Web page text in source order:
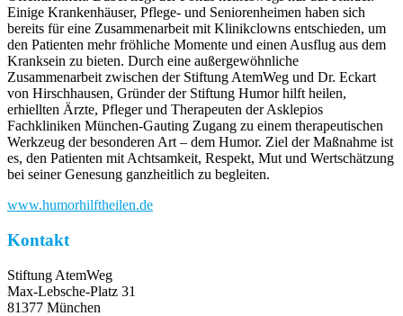
Einige Krankenhäuser, Pflege- und Seniorenheimen haben sich
bereits für eine Zusammenarbeit mit Klinikclowns entschieden, um
den Patienten mehr fröhliche Momente und einen Ausflug aus dem
Kranksein zu bieten. Durch eine außergewöhnliche
Zusammenarbeit zwischen der Stiftung AtemWeg und Dr. Eckart
von Hirschhausen, Gründer der Stiftung Humor hilft heilen,
erhiellten Ärzte, Pfleger und Therapeuten der Asklepios
Fachkliniken München-Gauting Zugang zu einem therapeutischen
Werkzeug der besonderen Art – dem Humor. Ziel der Maßnahme ist
es, den Patienten mit Achtsamkeit, Respekt, Mut und Wertschätzung
bei seiner Genesung ganzheitlich zu begleiten.
www.humorhilftheilen.de
Kontakt
Stiftung AtemWeg
Max-Lebsche-Platz 31
81377 München